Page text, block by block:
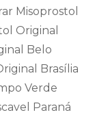
Misoprostol
Original
Belo
Brasília
Verde
Paraná